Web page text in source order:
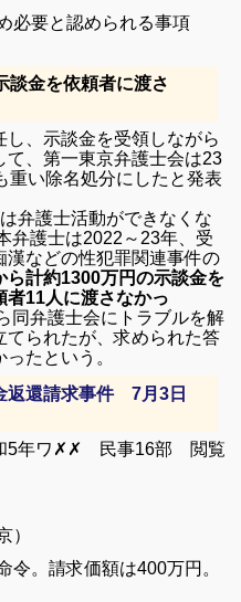
必要と認められる事項
金を依頼者に渡さ
、示談金を受領しながら
て、第一東京弁護士会は23
重い除名処分にしたと発表
弁護士活動ができなくな
弁護士は2022～23年、受
漢などの性犯罪関連事件の
ら計約1300万円の示談金を
者11人に渡さなかっ
弁護士会にトラブルを解
てられたが、求められた答
たという。
還請求事件 7月3日
5年ワ✗✗ 民事16部 閲覧
）
令。請求価額は400万円。